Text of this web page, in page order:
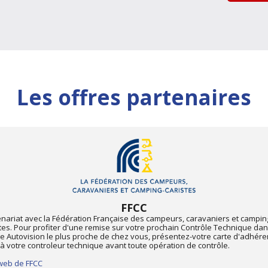
Les offres partenaires
FFCC
avec la Fédération Française des campeurs, caravaniers et
Pour profiter d'une remise sur votre prochain Contrôle Technique
Autovision le plus proche de chez vous, présentez-votre carte
à votre controleur technique avant toute opération de contrôle.
de FFCC